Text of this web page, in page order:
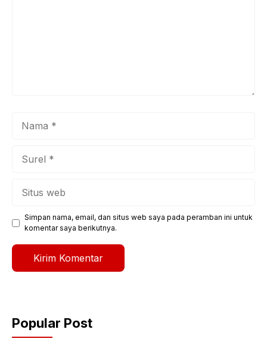
Simpan nama, email, dan situs web saya pada peramban ini untuk
komentar saya berikutnya.
Popular Post